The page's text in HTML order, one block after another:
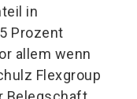
in
Prozent
allem wenn
Flexgroup